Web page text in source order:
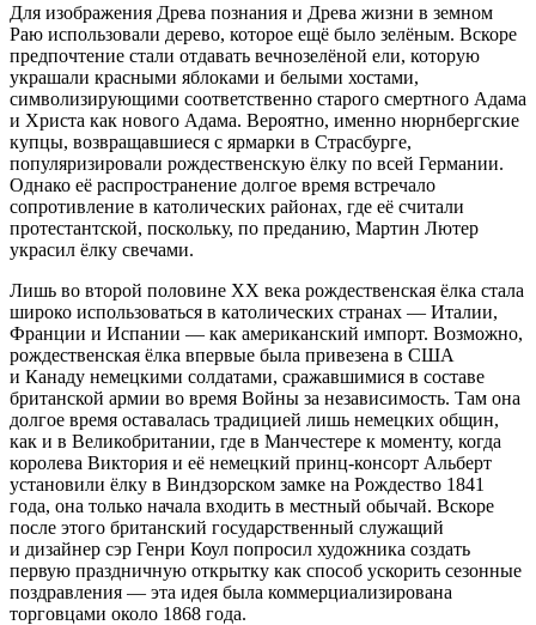
Для изображения Древа познания и Древа жизни в земном
Раю использовали дерево, которое ещё было зелёным. Вскоре
предпочтение стали отдавать вечнозелёной ели, которую
украшали красными яблоками и белыми хостами,
символизирующими соответственно старого смертного Адама
и Христа как нового Адама. Вероятно, именно нюрнбергские
купцы, возвращавшиеся с ярмарки в Страсбурге,
популяризировали рождественскую ёлку по всей Германии.
Однако её распространение долгое время встречало
сопротивление в католических районах, где её считали
протестантской, поскольку, по преданию, Мартин Лютер
украсил ёлку свечами.
Лишь во второй половине XX века рождественская ёлка стала
широко использоваться в католических странах — Италии,
Франции и Испании — как американский импорт. Возможно,
рождественская ёлка впервые была привезена в США
и Канаду немецкими солдатами, сражавшимися в составе
британской армии во время Войны за независимость. Там она
долгое время оставалась традицией лишь немецких общин,
как и в Великобритании, где в Манчестере к моменту, когда
королева Виктория и её немецкий принц-консорт Альберт
установили ёлку в Виндзорском замке на Рождество 1841
года, она только начала входить в местный обычай. Вскоре
после этого британский государственный служащий
и дизайнер сэр Генри Коул попросил художника создать
первую праздничную открытку как способ ускорить сезонные
поздравления — эта идея была коммерциализирована
торговцами около 1868 года.